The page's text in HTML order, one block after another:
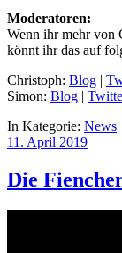
Moderatoren:
Wenn ihr mehr von
könnt ihr das auf
Christoph: Blog |
Simon: Blog |
In Kategorie: News
11. April 2019
Die